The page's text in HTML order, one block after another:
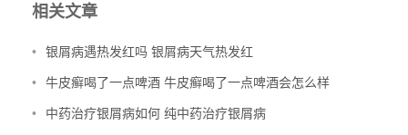
相关文章
• 银屑病遇热发红吗 银屑病天气热发红
• 牛皮癣喝了一点啤酒 牛皮癣喝了一点啤酒会怎么样
• 中药治疗银屑病如何 纯中药治疗银屑病